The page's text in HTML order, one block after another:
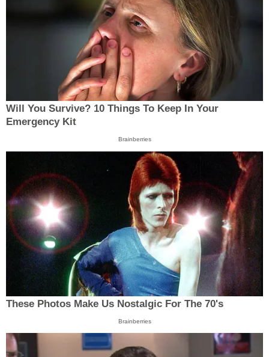
Will You Survive? 10 Things To Keep In Your
Emergency Kit
Brainberries
These Photos Make Us Nostalgic For The 70's
Brainberries